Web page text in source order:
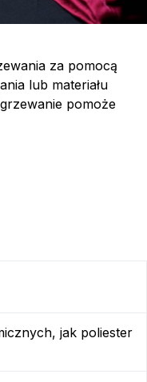
za pomocą
lub materiału
pomoże
jak poliester